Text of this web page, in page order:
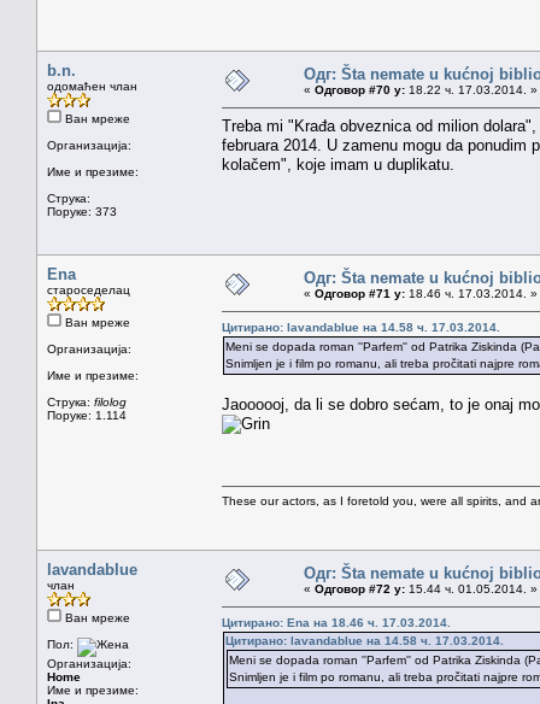
b.n.
одомаћен члан
Ван мреже
Организација:
Име и презиме:
Струка:
Поруке: 373
Одг: Šta nemate u kućnoj
« Одговор #70 у: 18.22 ч. 17.03.2014. »
Treba mi "Krađa obveznica od milion
februara 2014. U zamenu mogu da
kolačem", koje imam u duplikatu.
Ena
староседелац
Ван мреже
Организација:
Име и презиме:
Струка: filolog
Поруке: 1.114
Одг: Šta nemate u kućnoj
« Одговор #71 у: 18.46 ч. 17.03.2014. »
Цитирано: lavandablue на 14.58 ч. 17.03.2014.
Meni se dopada roman ''Parfem'' od Patrika Ziskinda
Snimljen je i film po romanu, ali treba pročitati najpre
Jaoooooj, da li se dobro sećam, to je onaj
These our actors, as I foretold you, were all spirits, and
lavandablue
члан
Ван мреже
Пол:
Организација:
Home
Име и презиме:
Одг: Šta nemate u kućnoj
« Одговор #72 у: 15.44 ч. 01.05.2014. »
Цитирано: Ena на 18.46 ч. 17.03.2014.
Цитирано: lavandablue на 14.58 ч. 17.03.2014.
Meni se dopada roman ''Parfem'' od Patrika Ziskinda
Snimljen je i film po romanu, ali treba pročitati najpre